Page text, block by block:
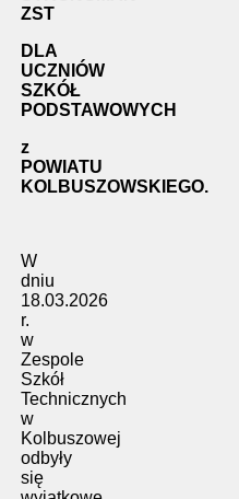
ZST
DLA
UCZNIÓW
SZKÓŁ
PODSTAWOWYCH
z
POWIATU
KOLBUSZOWSKIEGO.
W
dniu
18.03.2026
r.
w
Zespole
Szkół
Technicznych
w
Kolbuszowej
odbyły
się